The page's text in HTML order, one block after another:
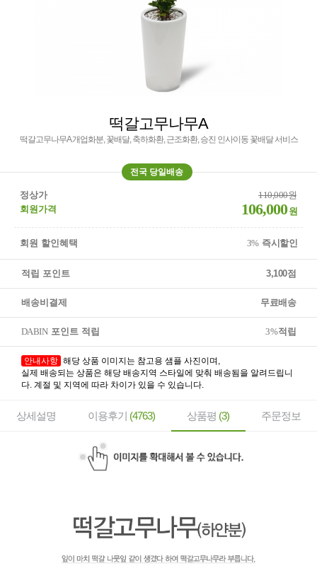
떡갈고무나무A
떡갈고무나무A 개업화분, 꽃배달, 축하화환, 근조화환, 승진 인사이동 꽃배달 서비스
전국 당일배송
정상가
110,000원
회원가격
106,000원
회원 할인혜택 3% 즉시할인
적립 포인트 3,100점
배송비결제 무료배송
DABIN 포인트 적립 3%적립
안내사항 해당 상품 이미지는 참고용 샘플 사진이며,
실제 배송되는 상품은 해당 배송지역 스타일에 맞춰 배송됨을 알려드립니
다. 계절 및 지역에 따라 차이가 있을 수 있습니다.
상세설명 이용후기 (4763) 상품평 (3) 주문정보